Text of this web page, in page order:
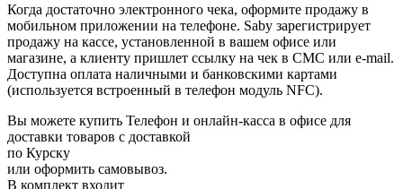
Когда достаточно электронного чека, оформите продажу в
мобильном приложении на телефоне. Saby зарегистрирует
продажу на кассе, установленной в вашем офисе или
магазине, а клиенту пришлет ссылку на чек в СМС или e-mail.
Доступна оплата наличными и банковскими картами
(используется встроенный в телефон модуль NFC).
Вы можете купить Телефон и онлайн-касса в офисе для
доставки товаров с доставкой
по Курску
или оформить самовывоз.
В комплект входит